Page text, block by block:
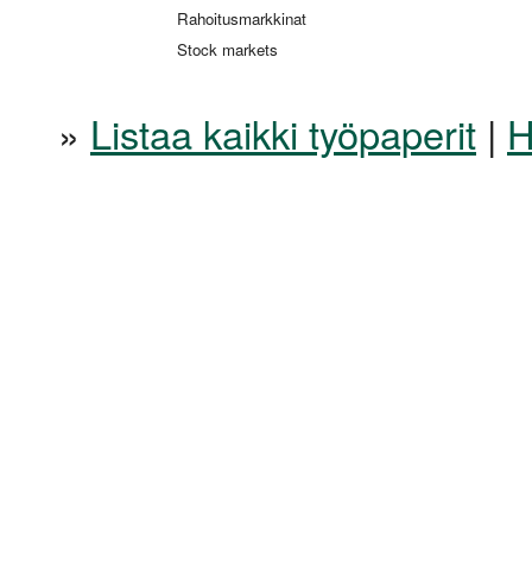
Rahoitusmarkkinat
Stock markets
» Listaa kaikki työpaperit |